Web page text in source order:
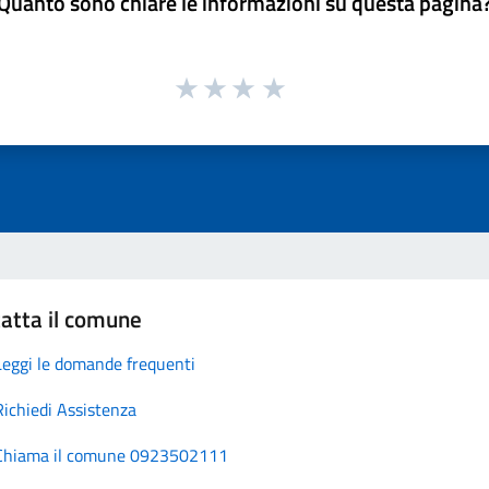
il comune
le domande frequenti
Assistenza
il comune 0923502111